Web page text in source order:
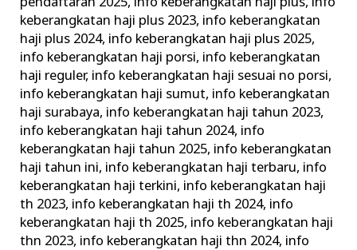
keberangkatan haji plus 2023, info keberangkatan
haji plus 2024, info keberangkatan haji plus 2025,
info keberangkatan haji porsi, info keberangkatan
haji reguler, info keberangkatan haji sesuai no porsi,
info keberangkatan haji sumut, info keberangkatan
haji surabaya, info keberangkatan haji tahun 2023,
info keberangkatan haji tahun 2024, info
keberangkatan haji tahun 2025, info keberangkatan
haji tahun ini, info keberangkatan haji terbaru, info
keberangkatan haji terkini, info keberangkatan haji
th 2023, info keberangkatan haji th 2024, info
keberangkatan haji th 2025, info keberangkatan haji
thn 2023, info keberangkatan haji thn 2024, info